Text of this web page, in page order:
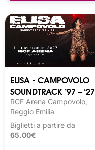
ELISA - CAMPOVOLO
SOUNDTRACK ’97 – ‘27
RCF Arena Campovolo,
Reggio Emilia
Biglietti a partire da
65.00€